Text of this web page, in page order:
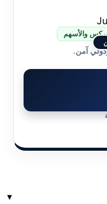
والأسهم
آمن.